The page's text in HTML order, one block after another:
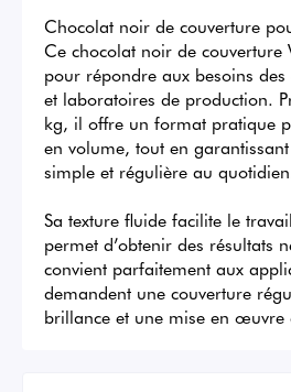
Chocolat noir de couverture
Ce chocolat noir de couverture
pour répondre aux besoins
et laboratoires de production.
kg, il offre un format pratique
en volume, tout en
simple et régulière au
Sa texture fluide facilite le
permet d’obtenir des résultats
convient parfaitement aux
demandent une couverture
brillance et une mise en œuvre